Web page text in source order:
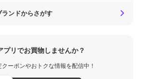
ランドからさがす
プリでお買物しませんか？
クーポンやおトクな情報を配信中！